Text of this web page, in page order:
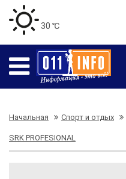
30 ℃
Начальная Спорт и отдых
SRK PROFESIONAL